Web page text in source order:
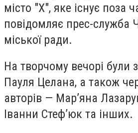
місто "Х", яке існує поза
повідомляє прес-служба
міської ради.
На творчому вечорі були
Пауля Целана, а також
авторів — Мар’яна
Іванни Стеф’юк та інших.